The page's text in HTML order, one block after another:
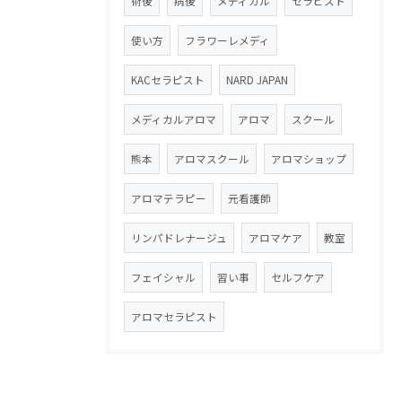
使い方 フラワーレメディ
KACセラピスト NARD JAPAN
メディカルアロマ アロマ スクール
熊本 アロマスクール アロマショップ
アロマテラピー 元看護師
リンパドレナージュ アロマケア 教室
フェイシャル 習い事 セルフケア
アロマセラピスト